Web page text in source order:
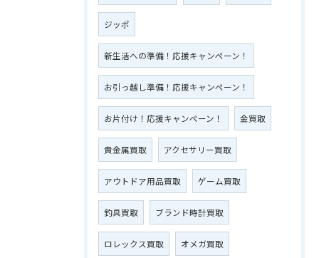
ジッポ
新生活への準備！応援キャンペーン！
お引っ越し準備！応援キャンペーン！
お片付け！応援キャンペーン！ 金買取
貴金属買取 アクセサリー買取
アウトドア用品買取 ゲーム買取
釣具買取 ブランド時計買取
ロレックス買取 オメガ買取